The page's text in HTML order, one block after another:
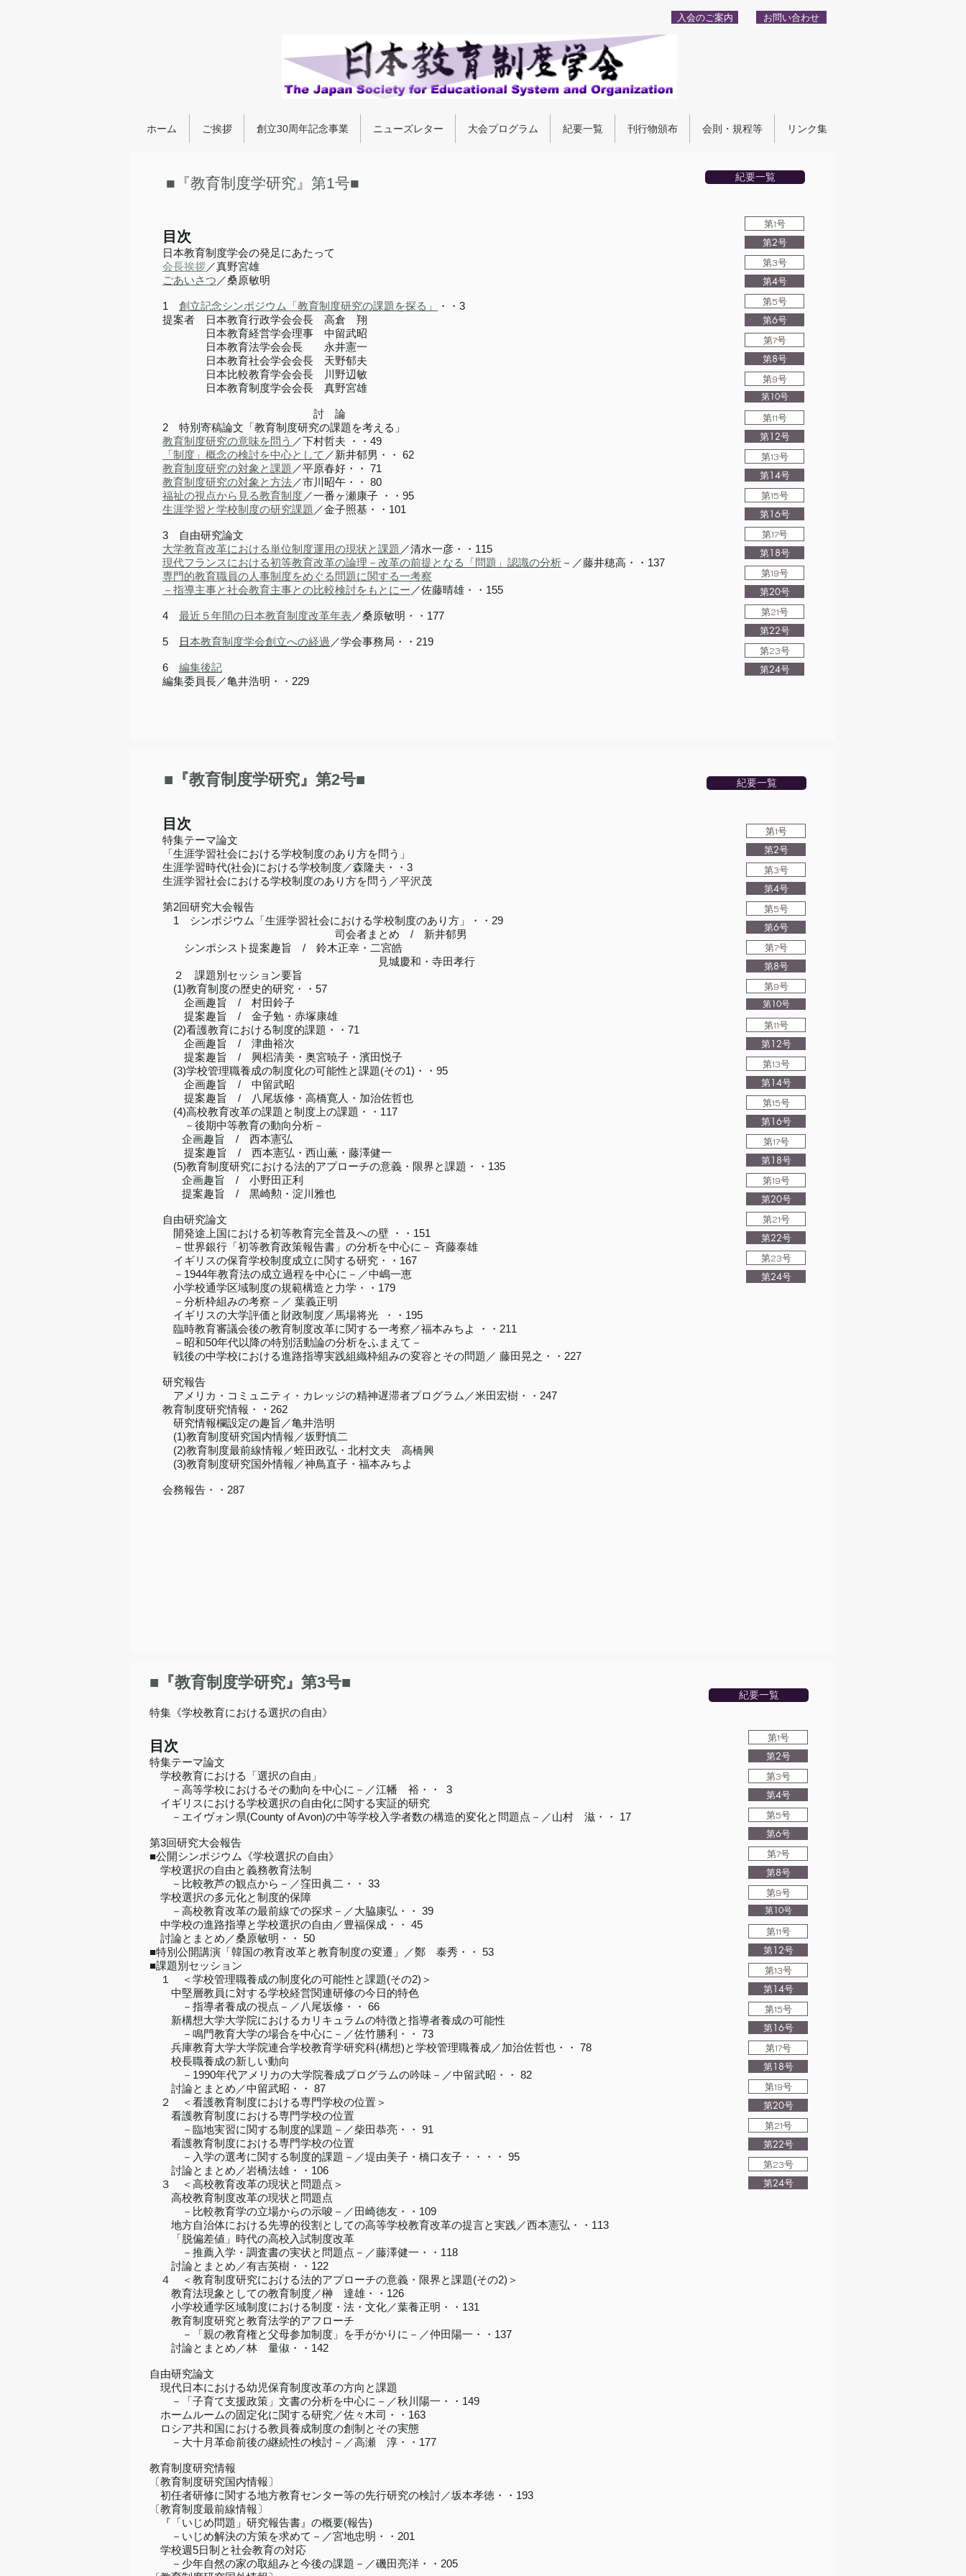
入会のご案内 お問い合わせ
ホーム ご挨拶 創立30周年記念事業 ニューズレター 大会プログラム 紀要一覧 刊行物頒布 会則・規程等 リンク集
■『教育制度学研究』第1号■ 紀要一覧
目次
日本教育制度学会の発足にあたって
会長挨拶／真野宮雄
ごあいさつ ／桑原敏明
1 創立記念シンポジウム「教育制度研究の課題を探る」
・・3
提案者 日本教育行政学会会長 高倉 翔
日本教育経営学会理事 中留武昭
日本教育法学会会長 永井憲一
日本教育社会学会会長 天野郁夫
日本比較教育学会会長 川野辺敏
日本教育制度学会会長 真野宮雄
討 論
2 特別寄稿論文「教育制度研究の課題を考える」
教育制度研究の意味を問う ／下村哲夫 ・・49
「制度」概念の検討を中心として ／新井郁男・・ 62
教育制度研究の対象と課題 ／平原春好・・ 71
教育制度研究の対象と方法／市川昭午・・ 80
福祉の視点から見る教育制度／一番ヶ瀬康子 ・・95
生涯学習と学校制度の研究課題 ／金子照基・・101
3 自由研究論文
大学教育改革における単位制度運用の現状と課題 ／清水一彦・・115
現代フランスにおける初等教育改革の論理－改革の前提となる「問題」認識の分析 －／藤井穂高・・137
専門的教育職員の人事制度をめぐる問題に関する一考察
－指導主事と社会教育主事との比較検討をもとにー ／佐藤晴雄・・155
4 最近５年間の日本教育制度改革年表 ／桑原敏明・・177
5 日本教育制度学会創立への経過 ／学会事務局・・219
6 編集後記
編集委員長／亀井浩明・・229
第1号
第2号
第3号
第4号
第5号
第6号
第7号
第8号
第9号
第10号
第11号
第12号
第13号
第14号
第15号
第16号
第17号
第18号
第19号
第20号
第21号
第22号
第23号
第24号
■『教育制度学研究』第2号■ 紀要一覧
目次
特集テーマ論文
「生涯学習社会における学校制度のあり方を問う」
生涯学習時代(社会)における学校制度／森隆夫・・3
生涯学習社会における学校制度のあり方を問う／平沢茂
第2回研究大会報告
1 シンポジウム「生涯学習社会における学校制度のあり方」・・29
司会者まとめ / 新井郁男
シンポシスト提案趣旨 / 鈴木正幸・二宮皓
見城慶和・寺田孝行
２ 課題別セッション要旨
(1)教育制度の歴史的研究・・57
企画趣旨 / 村田鈴子
提案趣旨 / 金子勉・赤塚康雄
(2)看護教育における制度的課題・・71
企画趣旨 / 津曲裕次
提案趣旨 / 興梠清美・奥宮暁子・濱田悦子
(3)学校管理職養成の制度化の可能性と課題(その1)・・95
企画趣旨 / 中留武昭
提案趣旨 / 八尾坂修・高橋寛人・加治佐哲也
(4)高校教育改革の課題と制度上の課題・・117
－後期中等教育の動向分析－
企画趣旨 / 西本憲弘
提案趣旨 / 西本憲弘・西山薫・藤澤健一
(5)教育制度研究における法的アプローチの意義・限界と課題・・135
企画趣旨 / 小野田正利
提案趣旨 / 黒崎勲・淀川雅也
自由研究論文
開発途上国における初等教育完全普及への壁 ・・151
－世界銀行「初等教育政策報告書」の分析を中心に－ 斉藤泰雄
イギリスの保育学校制度成立に関する研究・・167
－1944年教育法の成立過程を中心に－／中嶋一恵
小学校通学区域制度の規範構造と力学・・179
－分析枠組みの考察－／ 葉義正明
イギリスの大学評価と財政制度／馬場将光 ・・195
臨時教育審議会後の教育制度改革に関する一考察／福本みちよ ・・211
－昭和50年代以降の特別活動論の分析をふまえて－
戦後の中学校における進路指導実践組織枠組みの変容とその問題／ 藤田晃之・・227
研究報告
アメリカ・コミュニティ・カレッジの精神遅滞者プログラム／米田宏樹・・247
教育制度研究情報・・262
研究情報欄設定の趣旨／亀井浩明
(1)教育制度研究国内情報／坂野慎二
(2)教育制度最前線情報／蛭田政弘・北村文夫 高橋興
(3)教育制度研究国外情報／神鳥直子・福本みちよ
会務報告・・287
第1号
第2号
第3号
第4号
第5号
第6号
第7号
第8号
第9号
第10号
第11号
第12号
第13号
第14号
第15号
第16号
第17号
第18号
第19号
第20号
第21号
第22号
第23号
第24号
■『教育制度学研究』第3号■
特集《学校教育における選択の自由》
目次
特集テーマ論文
学校教育における「選択の自由」
－高等学校におけるその動向を中心に－／江幡 裕・・ 3
イギリスにおける学校選択の自由化に関する実証的研究
－エイヴォン県(County of Avon)の中等学校入学者数の構造的変化と問題点－／山村 滋・・ 17
第3回研究大会報告
■公開シンポジウム《学校選択の自由》
学校選択の自由と義務教育法制
－比較教芦の観点から－／窪田眞二・・ 33
学校選択の多元化と制度的保障
－高校教育改革の最前線での探求－／大脇康弘・・ 39
中学校の進路指導と学校選択の自由／豊福保成・・ 45
討論とまとめ／桑原敏明・・ 50
■特別公開講演「韓国の教育改革と教育制度の変遷」／鄭 泰秀・・ 53
■課題別セッション
１ ＜学校管理職養成の制度化の可能性と課題(その2)＞
中堅層教員に対する学校経営関連研修の今日的特色
－指導者養成の視点－／八尾坂修・・ 66
新構想大学大学院におけるカリキュラムの特徴と指導者養成の可能性
－鳴門教育大学の場合を中心に－／佐竹勝利・・ 73
兵庫教育大学大学院連合学校教育学研究科(構想)と学校管理職養成／加治佐哲也・・ 78
校長職養成の新しい動向
－1990年代アメリカの大学院養成プログラムの吟味－／中留武昭・・ 82
討論とまとめ／中留武昭・・ 87
２ ＜看護教育制度における専門学校の位置＞
看護教育制度における専門学校の位置
－臨地実習に関する制度的課題－／柴田恭亮・・ 91
看護教育制度における専門学校の位置
－入学の選考に関する制度的課題－／堤由美子・橋口友子・・・・ 95
討論とまとめ／岩橋法雄・・106
３ ＜高校教育改革の現状と問題点＞
高校教育制度改革の現状と問題点
－比較教育学の立場からの示唆－／田崎徳友・・109
地方自治体における先導的役割としての高等学校教育改革の提言と実践／西本憲弘・・113
「脱偏差値」時代の高校入試制度改革
－推薦入学・調査書の実状と問題点－／藤澤健一・・118
討論とまとめ／有吉英樹・・122
４ ＜教育制度研究における法的アプローチの意義・限界と課題(その2)＞
教育法現象としての教育制度／榊 達雄・・126
小学校通学区域制度における制度・法・文化／葉養正明・・131
教育制度研究と教育法学的アフローチ
－「親の教育権と父母参加制度」を手がかりに－／仲田陽一・・137
討論とまとめ／林 量俶・・142
自由研究論文
現代日本における幼児保育制度改革の方向と課題
－「子育て支援政策」文書の分析を中心に－／秋川陽一・・149
ホームルームの固定化に関する研究／佐々木司・・163
ロシア共和国における教員養成制度の創制とその実態
－大十月革命前後の継続性の検討－／高瀬 淳・・177
教育制度研究情報
〔教育制度研究国内情報〕
初任者研修に関する地方教育センター等の先行研究の検討／坂本孝徳・・193
〔教育制度最前線情報〕
『「いじめ問題」研究報告書』の概要(報告)
－いじめ解決の方策を求めて－／宮地忠明・・201
学校週5日制と社会教育の対応
－少年自然の家の取組みと今後の課題－／磯田亮洋・・205
紀要一覧
第1号
第2号
第3号
第4号
第5号
第6号
第7号
第8号
第9号
第10号
第11号
第12号
第13号
第14号
第15号
第16号
第17号
第18号
第19号
第20号
第21号
第22号
第23号
第24号